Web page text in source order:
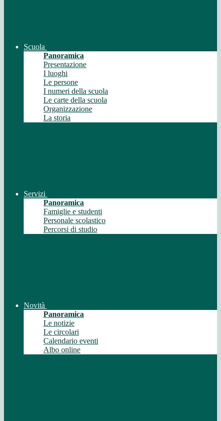
Scuola
Panoramica
Presentazione
I luoghi
Le persone
I numeri della scuola
Le carte della scuola
Organizzazione
La storia
Servizi
Panoramica
Famiglie e studenti
Personale scolastico
Percorsi di studio
Novità
Panoramica
Le notizie
Le circolari
Calendario eventi
Albo online